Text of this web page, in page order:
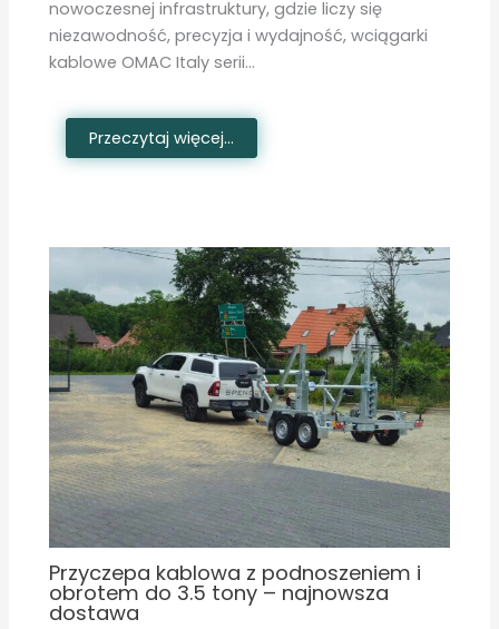
nowoczesnej infrastruktury, gdzie liczy się
niezawodność, precyzja i wydajność, wciągarki
kablowe OMAC Italy serii…
Przeczytaj więcej...
Przyczepa kablowa z podnoszeniem i
obrotem do 3.5 tony – najnowsza
dostawa